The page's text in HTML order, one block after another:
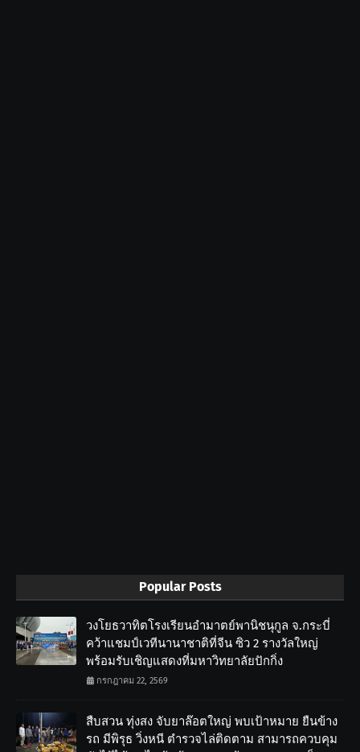
Popular Posts
วงโยธวาทิตโรงเรียนอำมาตย์พานิชนุกูล จ.กระบี่
คว้าแชมป์เวทีนานาชาติที่จีน ซิว 2 รางวัลใหญ่
พร้อมรับเชิญแสดงที่มหาวิทยาลัยปักกิ่ง
กรกฎาคม 22, 2569
สืบสวน ทุ่งสง จับยาล๊อตใหญ่ พบเป้าหมาย ยืนข้าง
รถ มีพิรุธ วิ่งหนี ตำรวจไล่ติดตาม สามารถควบคุม